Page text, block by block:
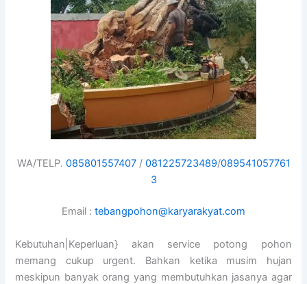
WA/TELP. 085801557407/ 081225723489/089541057761
3
Email : tebangpohon@karyarakyat.com
Kebutuhan|Keperluan} akan service potong pohon
memang cukup urgent. Bahkan ketika musim hujan
meskipun banyak orang yang membutuhkan jasanya agar